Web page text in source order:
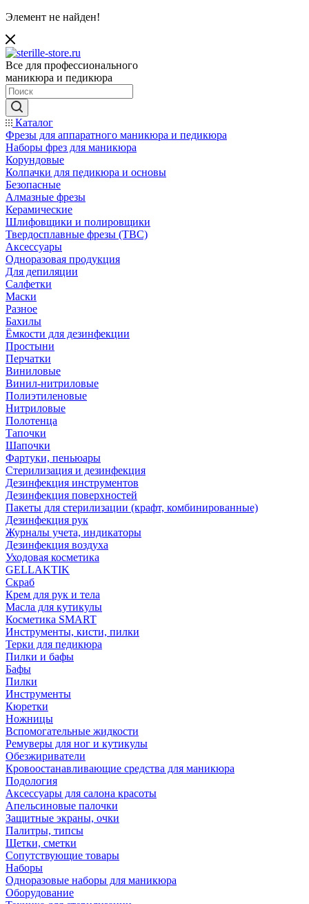
Элемент не найден!
Все для профессионального
маникюра и педикюра
Каталог
Фрезы для аппаратного маникюра и педикюра
Наборы фрез для маникюра
Корундовые
Колпачки для педикюра и основы
Безопасные
Алмазные фрезы
Керамические
Шлифовщики и полировщики
Твердосплавные фрезы (ТВС)
Аксессуары
Одноразовая продукция
Для депиляции
Салфетки
Маски
Разное
Бахилы
Ёмкости для дезинфекции
Простыни
Перчатки
Виниловые
Винил-нитриловые
Полиэтиленовые
Нитриловые
Полотенца
Тапочки
Шапочки
Фартуки, пеньюары
Стерилизация и дезинфекция
Дезинфекция инструментов
Дезинфекция поверхностей
Пакеты для стерилизации (крафт, комбинированные)
Дезинфекция рук
Журналы учета, индикаторы
Дезинфекция воздуха
Уходовая косметика
GELLAKTIK
Скраб
Крем для рук и тела
Масла для кутикулы
Косметика SMART
Инструменты, кисти, пилки
Терки для педикюра
Пилки и бафы
Бафы
Пилки
Инструменты
Кюретки
Ножницы
Вспомогательные жидкости
Ремуверы для ног и кутикулы
Обезжириватели
Кровоостанавливающие средства для маникюра
Подология
Аксессуары для салона красоты
Апельсиновые палочки
Защитные экраны, очки
Палитры, типсы
Щетки, сметки
Сопутствующие товары
Наборы
Одноразовые наборы для маникюра
Оборудование